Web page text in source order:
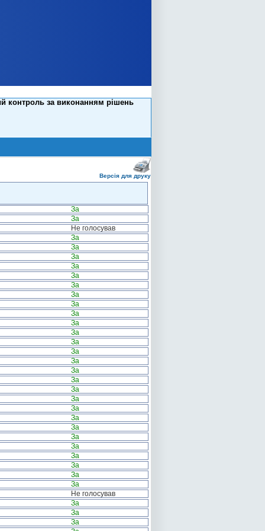
контроль за виконанням рішень
Версія для друку
За
За
Не голосував
За
За
За
За
За
За
За
За
За
За
За
За
За
За
За
За
За
За
За
За
За
За
За
За
За
За
За
Не голосував
За
За
За